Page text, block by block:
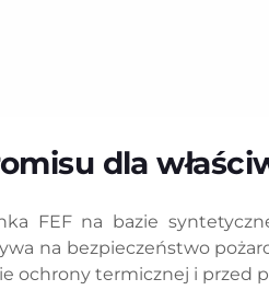
dla
FEF na bazie
na bezpieczeństwo
ochrony termicznej i przed